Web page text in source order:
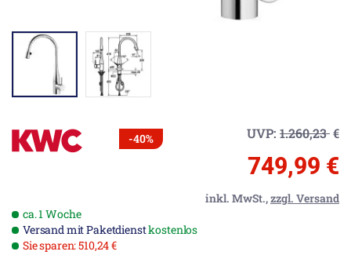
-40% UVP: 1.260,23€
749,99 €
inkl. MwSt.,zzgl. Versand
ca. 1 Woche
Versand mit Paketdienstkostenlos
Sie sparen: 510,24 €